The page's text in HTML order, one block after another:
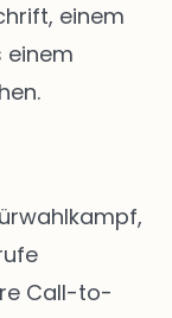
einem
einem
Call-to-